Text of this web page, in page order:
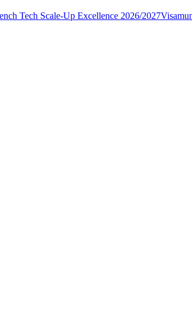
Tech Scale-Up Excellence 2026/2027